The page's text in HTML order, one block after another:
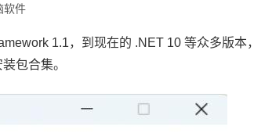
软件
1.1，到现在的 .NET 10 等众多版本，
包合集。